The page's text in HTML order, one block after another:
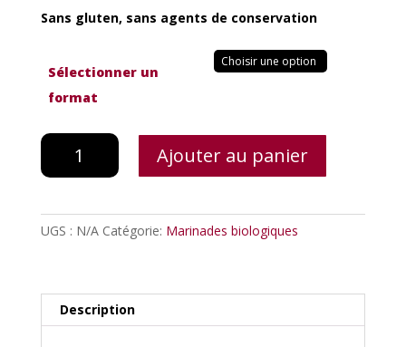
Sans gluten, sans agents de conservation
Sélectionner un
format
quantité
poulet
Ajouter au panier
UGS : N/A Catégorie: Marinades biologiques
Description